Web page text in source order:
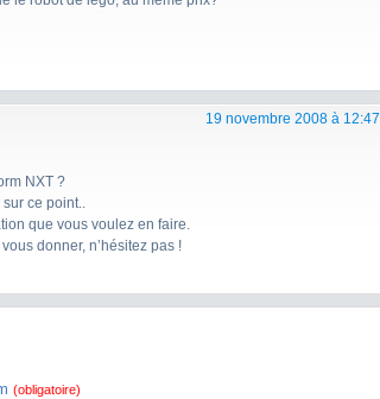
19 novembre 2008 à 12:47
NXT ?
ce point..
que vous voulez en faire.
donner, n’hésitez pas !
(obligatoire)